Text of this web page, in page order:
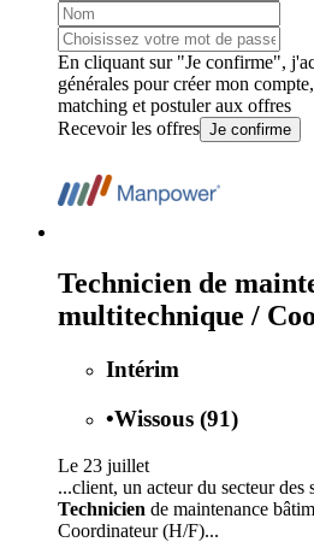
En cliquant sur "Je confirme",
générales pour créer mon
matching et postuler aux offres
Recevoir les offres Je confirme
Technicien de
multitechnique /
Intérim
•Wissous (91)
Le 23 juillet
...client, un acteur du secteur des
Technicien de maintenance
Coordinateur (H/F)...